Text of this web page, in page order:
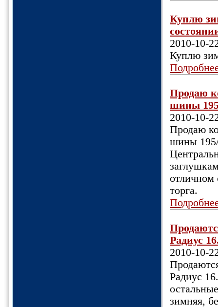
Куплю
2010-10-
Куплю
Продаю
шины
2010-10-
Продаю
шины
отличном
торга.
Радиус
2010-10-
Радиус
зимняя,